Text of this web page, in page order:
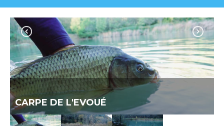
CARPE DE L'EVOUÉ